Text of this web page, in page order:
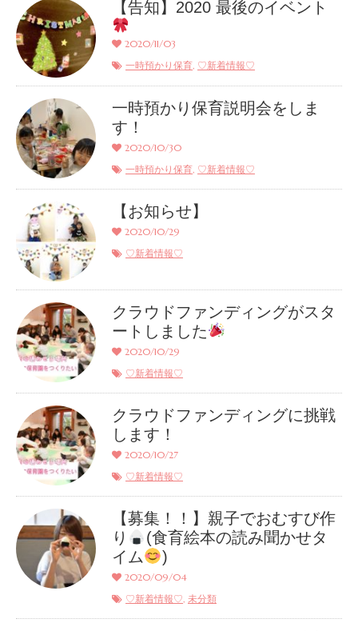
【告知】2020 最後のイベント
2020/11/03
一時預かり保育, ♡新着情報♡
一時預かり保育説明会をしま
す！
2020/10/30
一時預かり保育, ♡新着情報♡
【お知らせ】
2020/10/29
♡新着情報♡
クラウドファンディングがスタ
ートしました
2020/10/29
♡新着情報♡
クラウドファンディングに挑戦
します！
2020/10/27
♡新着情報♡
【募集！！】親子でおむすび作
り
(食育絵本の読み聞かせタ
イム
)
2020/09/04
♡新着情報♡, 未分類